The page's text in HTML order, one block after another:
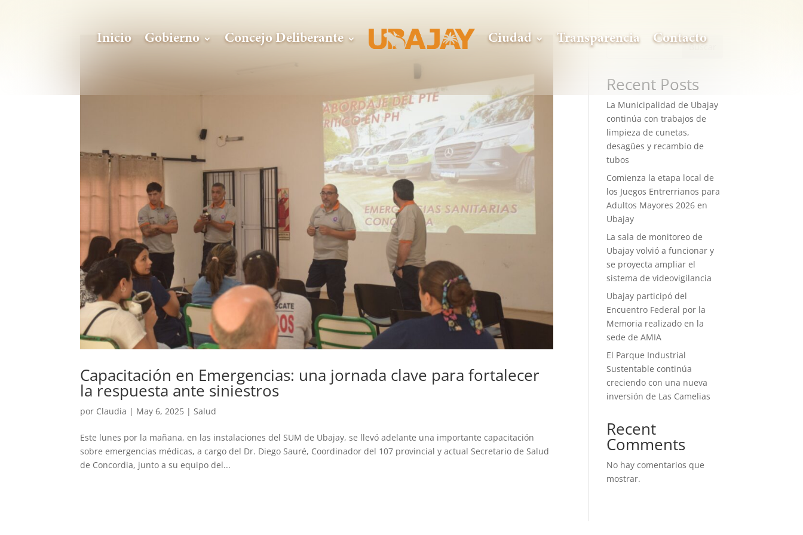
Inicio Gobierno Concejo Deliberante Ciudad Transparencia Contacto
Capacitación en Emergencias: una jornada clave para fortalecer
la respuesta ante siniestros
por Claudia | May 6, 2025 |Salud
Este lunes por la mañana, en las instalaciones del SUM de Ubajay, se llevó adelante una importante capacitación
sobre emergencias médicas, a cargo del Dr. Diego Sauré, Coordinador del 107 provincial y actual Secretario de Salud
de Concordia, junto a su equipo del...
Buscar
Recent Posts
La Municipalidad de Ubajay
continúa con trabajos de
limpieza de cunetas,
desagües y recambio de
tubos
Comienza la etapa local de
los Juegos Entrerrianos para
Adultos Mayores 2026 en
Ubajay
La sala de monitoreo de
Ubajay volvió a funcionar y
se proyecta ampliar el
sistema de videovigilancia
Ubajay participó del
Encuentro Federal por la
Memoria realizado en la
sede de AMIA
El Parque Industrial
Sustentable continúa
creciendo con una nueva
inversión de Las Camelias
Recent
Comments
No hay comentarios que
mostrar.